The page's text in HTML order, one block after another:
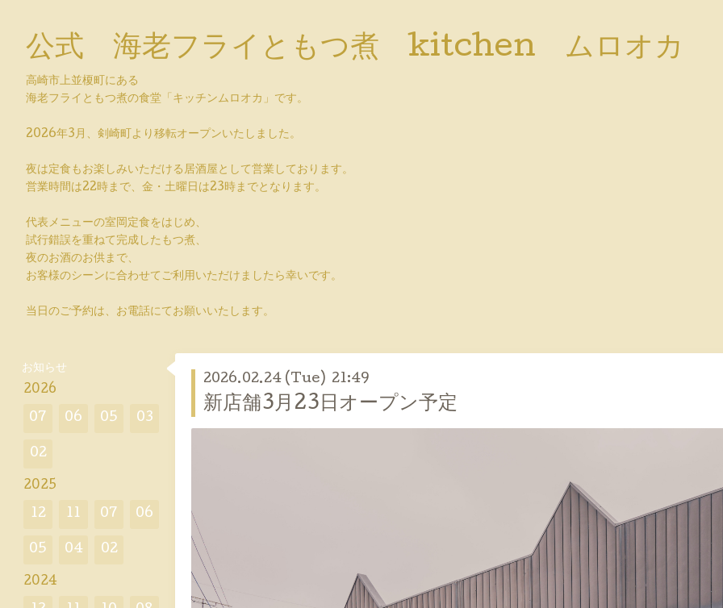
公式 海老フライともつ煮 kitchen ムロオカ
高崎市上並榎町にある
海老フライともつ煮の食堂「キッチンムロオカ」です。
2026年3月、剣崎町より移転オープンいたしました。
夜は定食もお楽しみいただける居酒屋として営業しております。
営業時間は22時まで、金・土曜日は23時までとなります。
代表メニューの室岡定食をはじめ、
試行錯誤を重ねて完成したもつ煮、
夜のお酒のお供まで、
お客様のシーンに合わせてご利用いただけましたら幸いです。
当日のご予約は、お電話にてお願いいたします。
2026.02.24 (Tue) 21:49
新店舗3月23日オープン予定
お知らせ
2026
07 06 05 03
02
2025
12 11 07 06
05 04 02
2024